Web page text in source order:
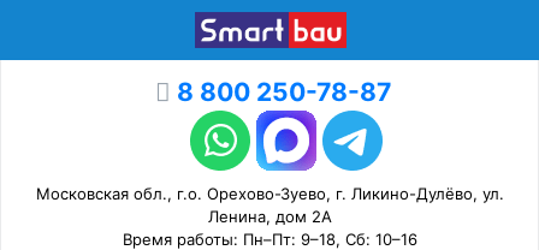
8 800 250-78-87
Московская обл., г.о. Орехово-Зуево, г. Ликино-Дулёво, ул.
Ленина, дом 2А
Время работы: Пн–Пт: 9–18, Сб: 10–16